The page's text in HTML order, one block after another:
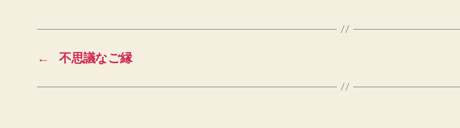
← 不思議なご縁